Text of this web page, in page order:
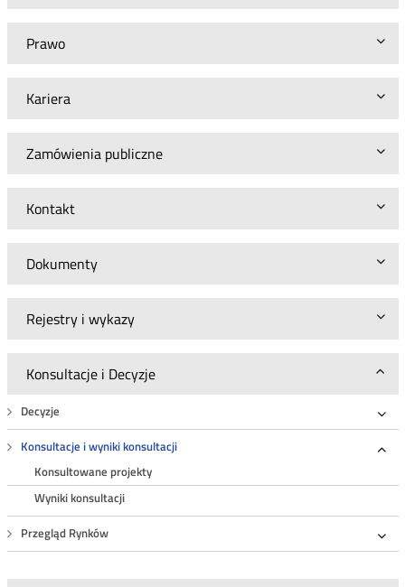
Prawo
Kariera
Zamówienia publiczne
Kontakt
Dokumenty
Rejestry i wykazy
Konsultacje i Decyzje
Decyzje
Konsultacje i wyniki konsultacji
Konsultowane projekty
Wyniki konsultacji
Przegląd Rynków